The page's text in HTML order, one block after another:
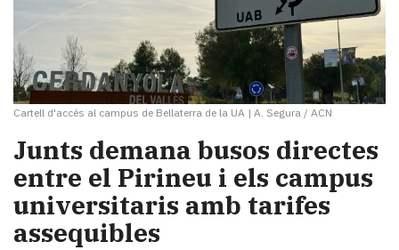
Cartell d'accés al campus de Bellaterra de la UA | A. Segura / ACN
​Junts demana busos directes
entre el Pirineu i els campus
universitaris amb tarifes
assequibles